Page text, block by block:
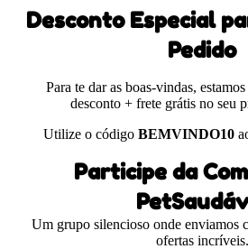
Desconto Especial
Pedido
Para te dar as boas-vindas,
desconto + frete grátis no seu
Utilize o código BEMVINDO10
Participe da
Um grupo silencioso onde enviamos
ofertas incríveis.